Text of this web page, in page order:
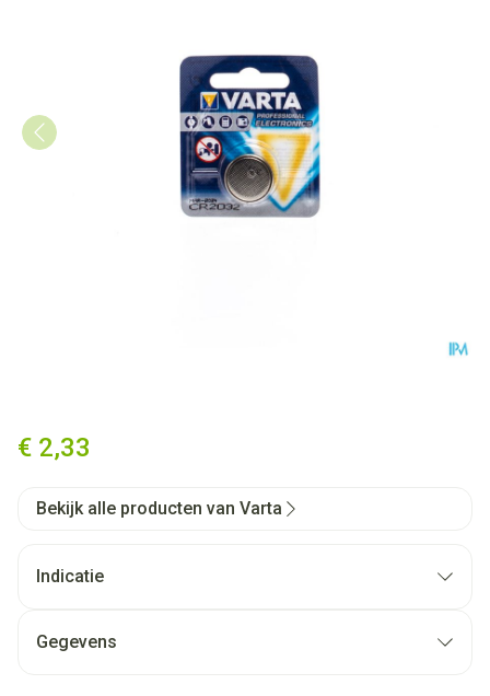
€ 2,33
Bekijk alle producten van Varta
Indicatie
Gegevens